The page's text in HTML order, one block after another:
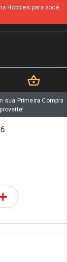
Hobbies para você.
sua Primeira Compra
+